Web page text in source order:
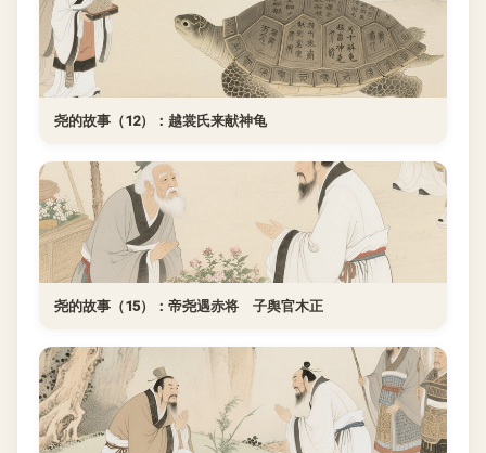
尧的故事（12）：越裳氏来献神龟
尧的故事（15）：帝尧遇赤将 子舆官木正